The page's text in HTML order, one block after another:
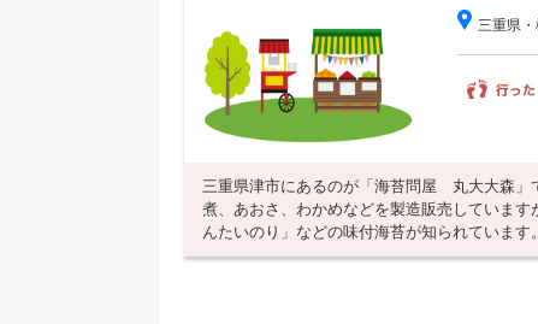
三重県
三重県津市にあるのが「海苔問屋 丸大大森」
煮、あおさ、わかめなどを製造販売していま
んたいのり」などの味付海苔が知られています